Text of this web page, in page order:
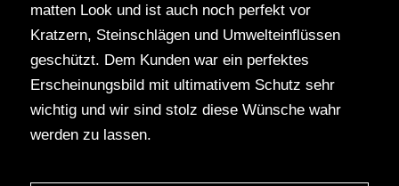
matten Look und ist auch noch perfekt vor
Kratzern, Steinschlägen und Umwelteinflüssen
geschützt. Dem Kunden war ein perfektes
Erscheinungsbild mit ultimativem Schutz sehr
wichtig und wir sind stolz diese Wünsche wahr
werden zu lassen.